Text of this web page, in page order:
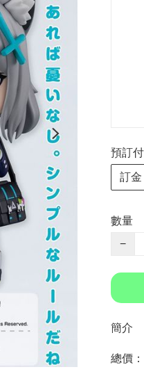
預訂
訂
數量
−
簡介
總價